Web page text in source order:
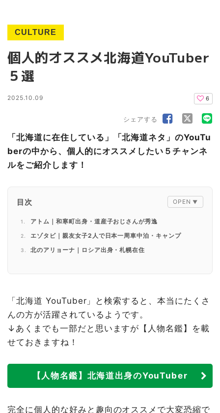
CULTURE
個人的オススメ北海道YouTuber
５選
2025.10.09 6
シェアする
「北海道に在住している」「北海道ネタ」のYouTu
berの中から、個人的にオススメしたい５チャンネ
ルをご紹介します！
目次
アトム｜和寒町出身・道産子おじさんが秀逸
エゾタビ｜親友女子2人で日本一周車中泊・キャンプ
北のアリョーナ｜ロシア出身・札幌在住
YouTuberがいる！
「北海道 YouTuber」と検索すると、本当にたくさ
んの方が活躍されているようです。
↓あくまでも一部だと思いますが【人物名鑑】を載
せておきますね！
【人物名鑑】北海道出身のYouTuber
完全に個人的な好みと趣向のオススメで大変恐縮で